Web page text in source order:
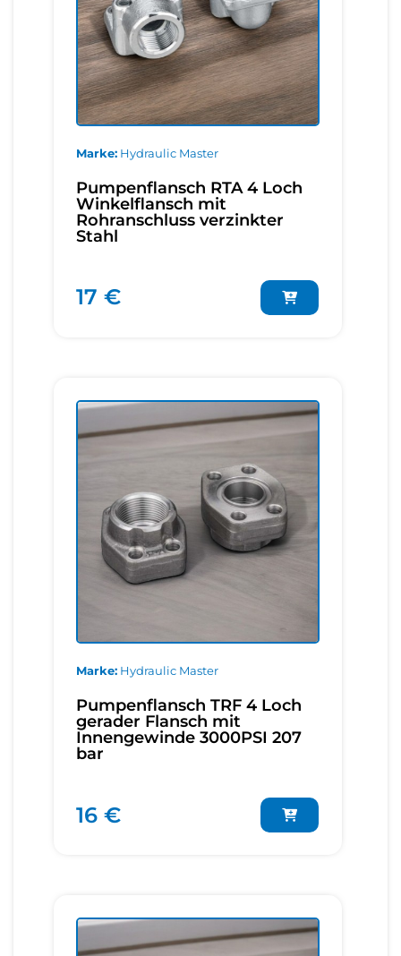
Marke Hydraulic Master
Pumpenflansch RTA 4 Loch
Winkelflansch mit
Rohranschluss verzinkter
Stahl
17 €
Marke Hydraulic Master
Pumpenflansch TRF 4 Loch
gerader Flansch mit
Innengewinde 3000PSI 207
bar
16 €